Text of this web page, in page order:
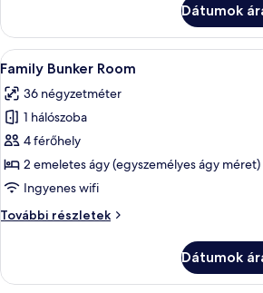
Way)]
Premium
Family
Twin
Premium
Family
Twin
további
részletei
Dátumok
A
következő
szoba
összes
képének
megtekintése:
Family
Room
Prémium
5
Family Bunker Room
36 négyzetméter
1 hálószoba
4 férőhely
2 emeletes ágy (egyszemélyes ágy méret)
Ingyenes wifi
További részletek
Family
részletei
Dátumok